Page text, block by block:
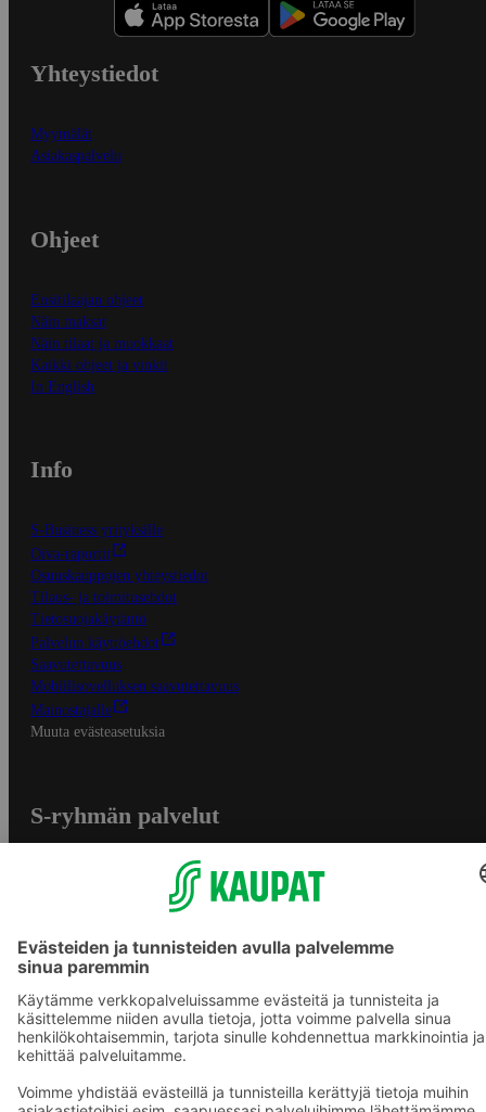
Yhteystiedot
Myymälät
Asiakaspalvelu
Ohjeet
Ensitilaajan ohjeet
Näin maksat
Näin tilaat ja muokkaat
Kaikki ohjeet ja vinkit
In English
Info
S-Business yrityksille
Oiva-raportit
Osuuskauppojen yhteystiedot
Tilaus- ja toimitusehdot
Tietosuojakäytäntö
Palvelun käyttöehdot
Saavutettavuus
Mobiilisovelluksen saavutettavuus
Mainostajalle
Muuta evästeasetuksia
S-ryhmän palvelut
S-ostoslista -sovellus
Prisma.fi
Sokos.fi
S-Pankki
Yhteishyvä
Sokos Hotels
Raflaamo